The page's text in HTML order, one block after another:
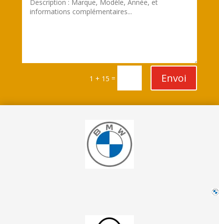
1 + 15 = Envoi